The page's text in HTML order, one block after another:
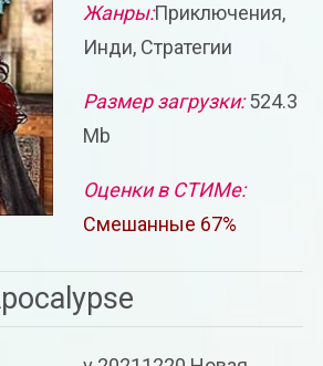
Жанры:Приключения,
Инди, Стратегии
Размер загрузки:524.3
Mb
Оценки в СТИМе:
Смешанные 67%